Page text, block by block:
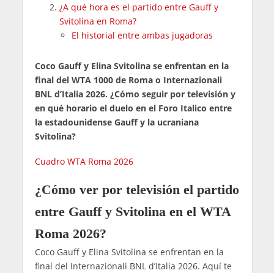
¿A qué hora es el partido entre Gauff y
Svitolina en Roma?
El historial entre ambas jugadoras
Coco Gauff y Elina Svitolina se enfrentan en la
final del WTA 1000 de Roma o Internazionali
BNL d’Italia 2026. ¿Cómo seguir por televisión y
en qué horario el duelo en el Foro Italico entre
la estadounidense Gauff y la ucraniana
Svitolina?
Cuadro WTA Roma 2026
¿Cómo ver por televisión el partido
entre Gauff y Svitolina en el WTA
Roma 2026?
Coco Gauff y Elina Svitolina se enfrentan en la
final del Internazionali BNL d’Italia 2026. Aquí te